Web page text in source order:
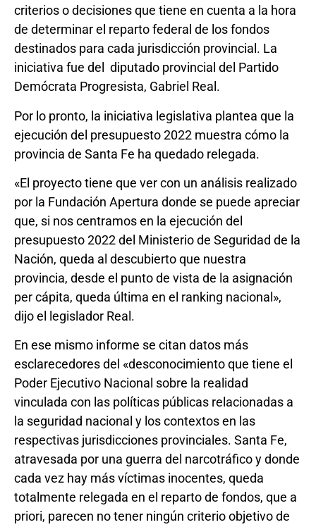
criterios o decisiones que tiene en cuenta a la hora
de determinar el reparto federal de los fondos
destinados para cada jurisdicción provincial. La
iniciativa fue del diputado provincial del Partido
Demócrata Progresista, Gabriel Real.
Por lo pronto, la iniciativa legislativa plantea que la
ejecución del presupuesto 2022 muestra cómo la
provincia de Santa Fe ha quedado relegada.
«El proyecto tiene que ver con un análisis realizado
por la Fundación Apertura donde se puede apreciar
que, si nos centramos en la ejecución del
presupuesto 2022 del Ministerio de Seguridad de la
Nación, queda al descubierto que nuestra
provincia, desde el punto de vista de la asignación
per cápita, queda última en el ranking nacional»,
dijo el legislador Real.
En ese mismo informe se citan datos más
esclarecedores del «desconocimiento que tiene el
Poder Ejecutivo Nacional sobre la realidad
vinculada con las políticas públicas relacionadas a
la seguridad nacional y los contextos en las
respectivas jurisdicciones provinciales. Santa Fe,
atravesada por una guerra del narcotráfico y donde
cada vez hay más víctimas inocentes, queda
totalmente relegada en el reparto de fondos, que a
priori, parecen no tener ningún criterio objetivo de